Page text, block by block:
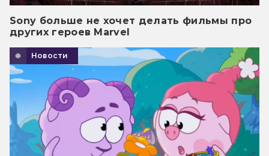
Sony больше не хочет делать фильмы про
других героев Marvel
Новости